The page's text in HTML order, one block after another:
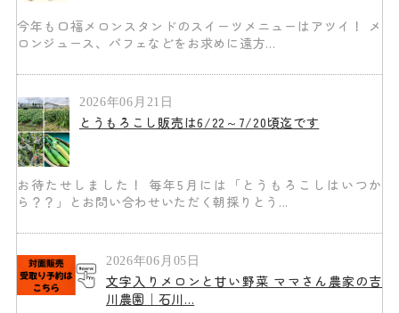
今年も口福メロンスタンドのスイーツメニューはアツイ！ メ
ロンジュース、パフェなどをお求めに遠方...
2026年06月21日
とうもろこし販売は6/22～7/20頃迄です
お待たせしました！ 毎年5月には「とうもろこしはいつか
ら？？」とお問い合わせいただく朝採りとう...
2026年06月05日
文字入りメロンと甘い野菜 ママさん農家の吉
川農園｜石川...